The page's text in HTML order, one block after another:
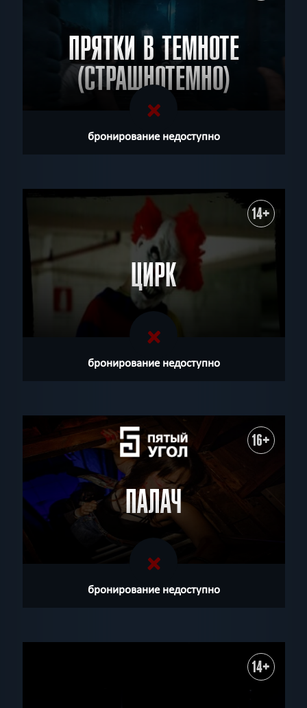
ПРЯТКИ В ТЕМНОТЕ
(СТРАШНОТЕМНО)
бронирование недоступно
14+
ЦИРК
бронирование недоступно
16+
ПАЛАЧ
бронирование недоступно
14+